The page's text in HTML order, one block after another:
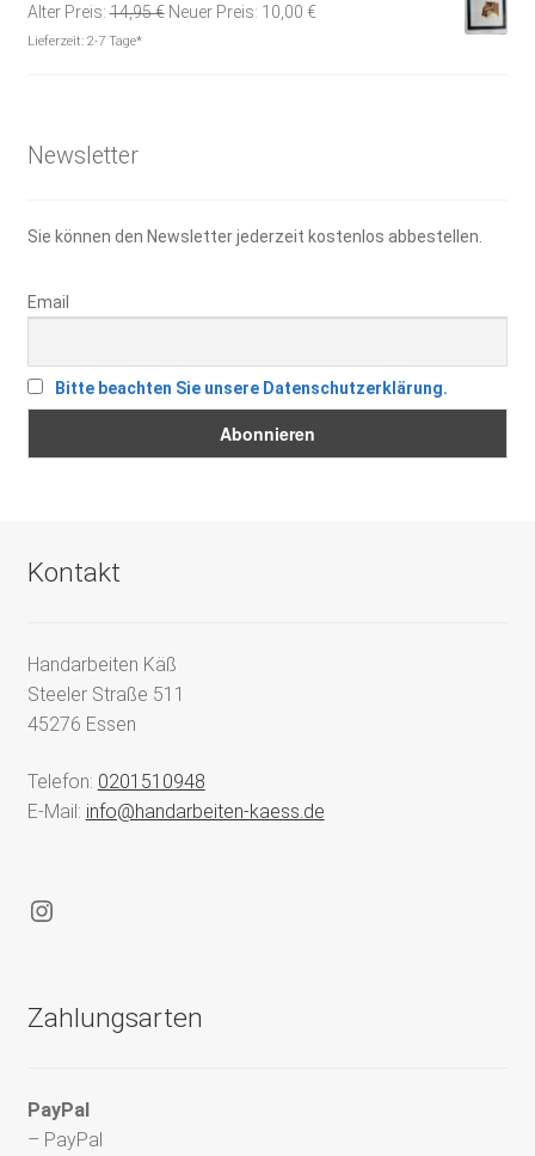
Alter Preis: 14,95€ Ursprünglicher
Neuer Preis: 10,00 €Aktueller
Lieferzeit: 2-7 Tage*
Newsletter
Sie können den Newsletter jederzeit kostenlos abbestellen.
Email
Bitte beachten Sie unsere Datenschutzerklärung.
Kontakt
Handarbeiten Käß
Steeler Straße 511
45276 Essen
Telefon: 0201510948
E-Mail: info@handarbeiten-kaess.de
Instagram
Zahlungsarten
PayPal
– PayPal